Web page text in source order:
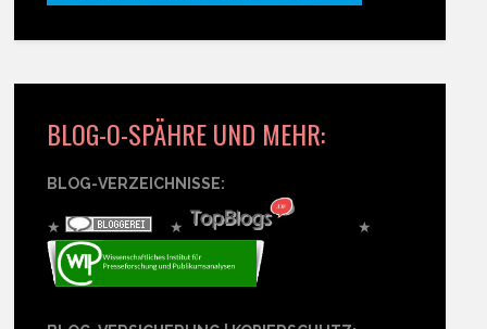
BLOG-O-SPÄHRE UND MEHR:
BLOG-VERZEICHNISSE:
★ ★ ★